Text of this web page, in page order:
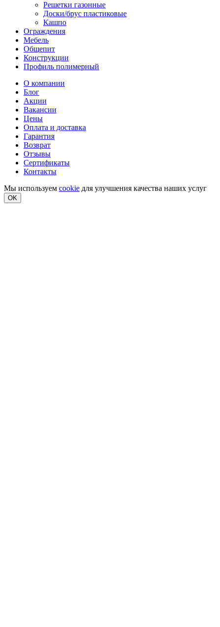
Решетки газонные
Доски/брус пластиковые
Кашпо
Ограждения
Мебель
Общепит
Конструкции
Профиль полимерный
О компании
Блог
Акции
Вакансии
Цены
Оплата и доставка
Гарантия
Возврат
Отзывы
Сертификаты
Контакты
Мы используем cookie для улучшения качества наших услуг
OK